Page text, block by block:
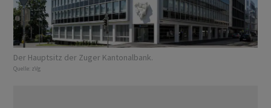
Der Hauptsitz der Zuger Kantonalbank.
Quelle: zVg